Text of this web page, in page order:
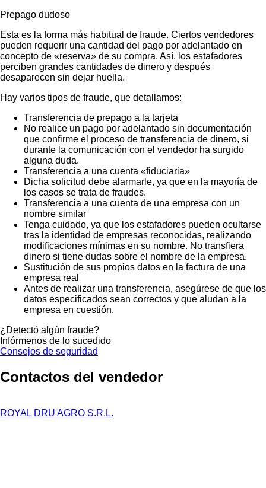
Prepago dudoso
Esta es la forma más habitual de fraude. Ciertos vendedores
pueden requerir una cantidad del pago por adelantado en
concepto de «reserva» de su compra. Así, los estafadores
perciben grandes cantidades de dinero y después
desaparecen sin dejar huella.
Hay varios tipos de fraude, que detallamos:
Transferencia de prepago a la tarjeta
No realice un pago por adelantado sin documentación
que confirme el proceso de transferencia de dinero, si
durante la comunicación con el vendedor ha surgido
alguna duda.
Transferencia a una cuenta «fiduciaria»
Dicha solicitud debe alarmarle, ya que en la mayoría de
los casos se trata de fraudes.
Transferencia a una cuenta de una empresa con un
nombre similar
Tenga cuidado, ya que los estafadores pueden ocultarse
tras la identidad de empresas reconocidas, realizando
modificaciones mínimas en su nombre. No transfiera
dinero si tiene dudas sobre el nombre de la empresa.
Sustitución de sus propios datos en la factura de una
empresa real
Antes de realizar una transferencia, asegúrese de que los
datos especificados sean correctos y que aludan a la
empresa en cuestión.
¿Detectó algún fraude?
Infórmenos de lo sucedido
Consejos de seguridad
Contactos del vendedor
ROYAL DRU AGRO S.R.L.